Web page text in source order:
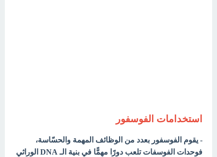
استخدامات الفوسفور
- يقوم الفوسفور بعدد من الوظائف المهمة والحسّاسة،
فوحدات الفوسفات تلعب دورًا مهمًّا في بنية الـ DNA الوراثي